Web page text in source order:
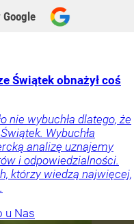
Google
Świątek obnażył coś
nie wybuchła dlatego, że
Wybuchła
analizę uznajemy
i odpowiedzialności.
którzy wiedzą najwięcej,
u Nas